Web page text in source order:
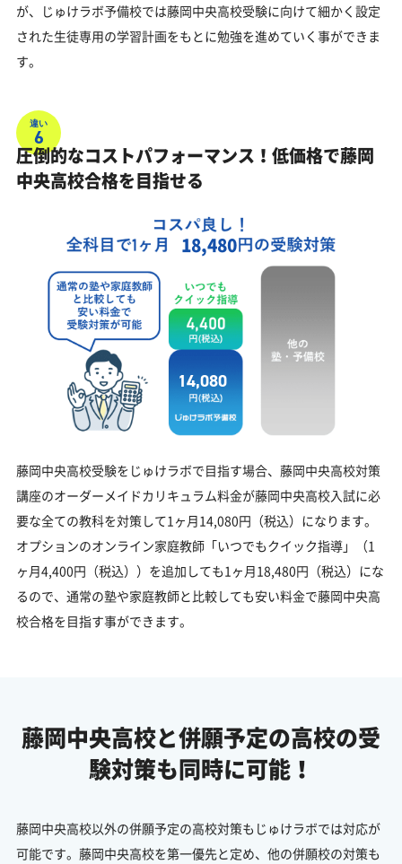
が、じゅけラボ予備校では藤岡中央高校受験に向けて細かく設定
された生徒専用の学習計画をもとに勉強を進めていく事ができま
す。
違い
6
圧倒的なコストパフォーマンス！低価格で藤岡
中央高校合格を目指せる
18,480
14,080
藤岡中央高校受験をじゅけラボで目指す場合、藤岡中央高校対策
講座のオーダーメイドカリキュラム料金が藤岡中央高校入試に必
要な全ての教科を対策して1ヶ月14,080円（税込）になります。
オプションのオンライン家庭教師「いつでもクイック指導」（1
ヶ月4,400円（税込））を追加しても1ヶ月18,480円（税込）にな
るので、通常の塾や家庭教師と比較しても安い料金で藤岡中央高
校合格を目指す事ができます。
藤岡中央高校と併願予定の高校の受
験対策も同時に可能！
藤岡中央高校以外の併願予定の高校対策もじゅけラボでは対応が
可能です。藤岡中央高校を第一優先と定め、他の併願校の対策も